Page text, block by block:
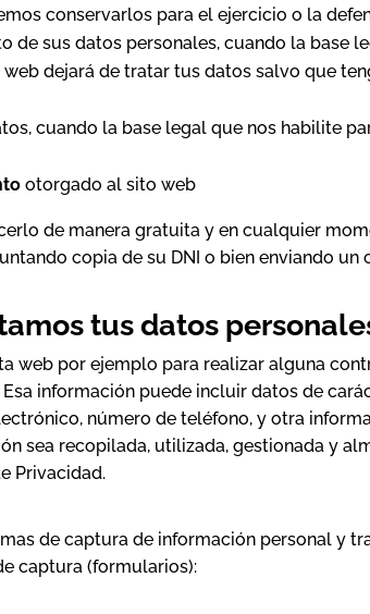
conservarlos para el ejercicio o la
de sus datos personales, cuando la base
dejará de tratar tus datos salvo que
cuando la base legal que nos habilite
otorgado al sito web
de manera gratuita y en cualquier
copia de su DNI o bien enviando
tus datos
web por ejemplo para realizar alguna
Esa información puede incluir datos de
número de teléfono, y otra
sea recopilada, utilizada, gestionada y
Privacidad.
de captura de información personal y
captura (formularios):